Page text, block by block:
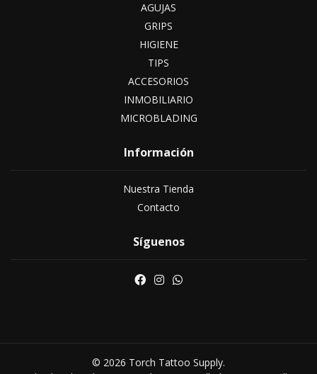
AGUJAS
GRIPS
HIGIENE
TIPS
ACCESORIOS
INMOBILIARIO
MICROBLADING
Información
Nuestra Tienda
Contacto
Síguenos
© 2026 Torch Tattoo Supply.